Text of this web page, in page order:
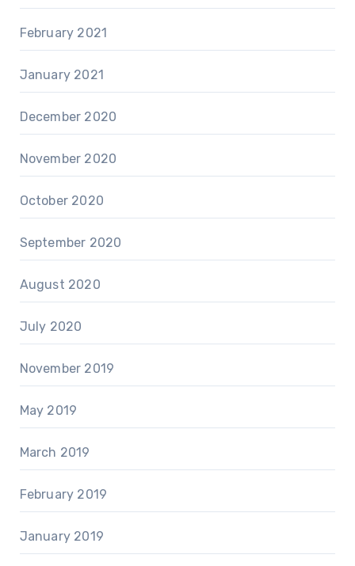
February 2021
January 2021
December 2020
November 2020
October 2020
September 2020
August 2020
July 2020
November 2019
May 2019
March 2019
February 2019
January 2019